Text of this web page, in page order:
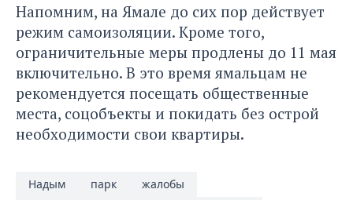
Напомним, на Ямале до сих пор действует
режим самоизоляции. Кроме того,
ограничительные меры продлены до 11 мая
включительно. В это время ямальцам не
рекомендуется посещать общественные
места, соцобъекты и покидать без острой
необходимости свои квартиры.
Надым парк
жалобы